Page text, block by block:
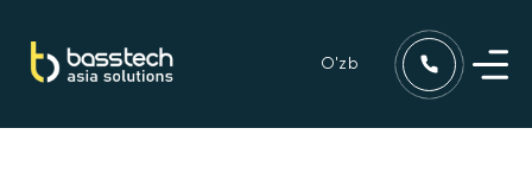
O'zb